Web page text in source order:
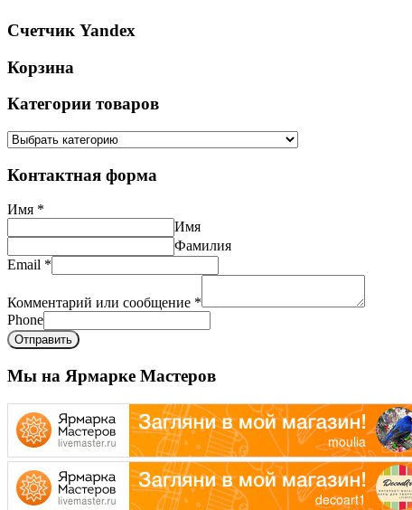
Счетчик Yandex
Корзина
Категории товаров
Контактная форма
Имя *
Имя
Фамилия
Email *
Комментарий или сообщение *
Phone
Отправить
Мы на Ярмарке Мастеров